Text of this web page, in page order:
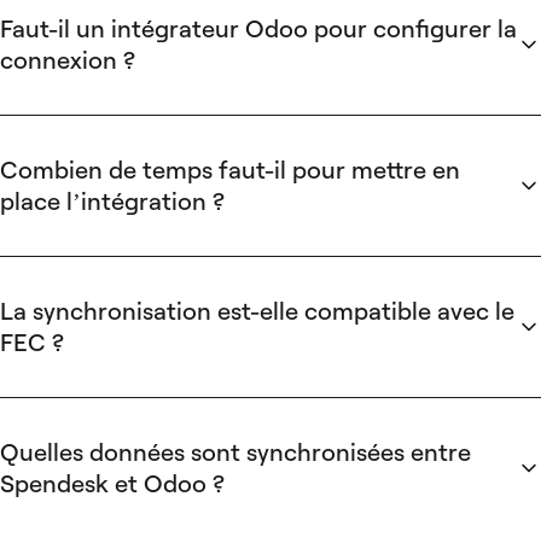
ou d’une catégorisation TVA automatisée au-delà des
capacités natives d’Odoo, un outil de gestion des dépenses
dédié apporte une valeur mesurable.
Faut-il un intégrateur Odoo pour configurer la
connexion ?
connecteur. Un intégrateur Odoo peut toutefois être utile
pour accompagner le nettoyage du plan comptable ou la
refonte des axes analytiques côté Odoo.
Combien de temps faut-il pour mettre en
place l’intégration ?
entreprises dont le plan comptable Odoo est déjà structuré
peuvent être opérationnelles en deux semaines.
La synchronisation est-elle compatible avec le
FEC ?
traçables, avec l’ensemble des pièces justificatives
rattachées. L’export FEC depuis Odoo s’appuie sur des
données déjà validées en amont.
Quelles données sont synchronisées entre
Spendesk et Odoo ?